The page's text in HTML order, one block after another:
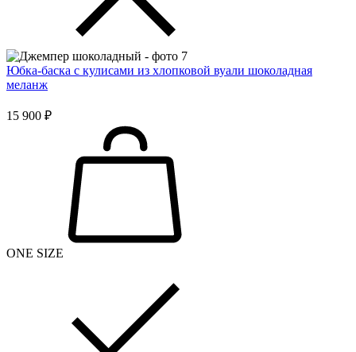
Юбка-баска с кулисами из хлопковой вуали шоколадная
меланж
15 900 ₽
ONE SIZE